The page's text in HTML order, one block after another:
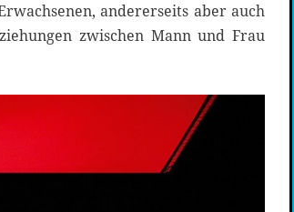
andererseits aber auch
zwischen Mann und Frau